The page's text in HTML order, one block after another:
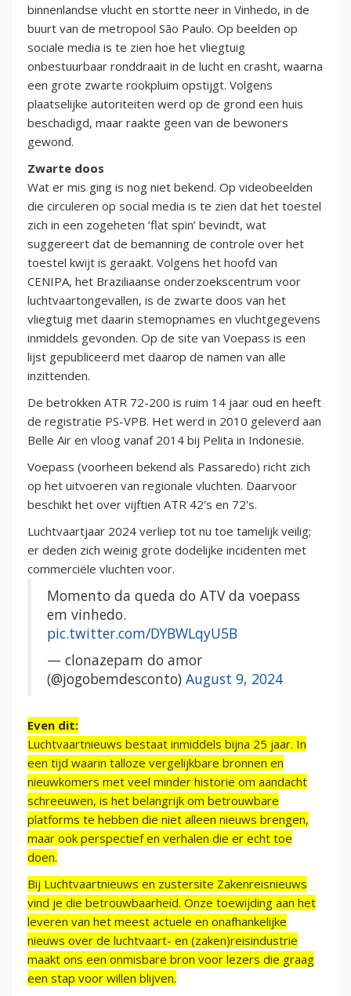
binnenlandse vlucht en stortte neer in Vinhedo, in de
buurt van de metropool São Paulo. Op beelden op
sociale media is te zien hoe het vliegtuig
onbestuurbaar ronddraait in de lucht en crasht, waarna
een grote zwarte rookpluim opstijgt. Volgens
plaatselijke autoriteiten werd op de grond een huis
beschadigd, maar raakte geen van de bewoners
gewond.
Zwarte doos
Wat er mis ging is nog niet bekend. Op videobeelden
die circuleren op social media is te zien dat het toestel
zich in een zogeheten ‘flat spin’ bevindt, wat
suggereert dat de bemanning de controle over het
toestel kwijt is geraakt. Volgens het hoofd van
CENIPA, het Braziliaanse onderzoekscentrum voor
luchtvaartongevallen, is de zwarte doos van het
vliegtuig met daarin stemopnames en vluchtgegevens
inmiddels gevonden. Op de site van Voepass is een
lijst gepubliceerd met daarop de namen van alle
inzittenden.
De betrokken ATR 72-200 is ruim 14 jaar oud en heeft
de registratie PS-VPB. Het werd in 2010 geleverd aan
Belle Air en vloog vanaf 2014 bij Pelita in Indonesië.
Voepass (voorheen bekend als Passaredo) richt zich
op het uitvoeren van regionale vluchten. Daarvoor
beschikt het over vijftien ATR 42's en 72's.
Luchtvaartjaar 2024 verliep tot nu toe tamelijk veilig;
er deden zich weinig grote dodelijke incidenten met
commerciële vluchten voor.
Momento da queda do ATV da voepass
em vinhedo.
pic.twitter.com/DYBWLqyU5B
— clonazepam do amor
(@jogobemdesconto) August 9, 2024
Even dit:
Luchtvaartnieuws bestaat inmiddels bijna 25 jaar. In
een tijd waarin talloze vergelijkbare bronnen en
nieuwkomers met veel minder historie om aandacht
schreeuwen, is het belangrijk om betrouwbare
platforms te hebben die niet alleen nieuws brengen,
maar ook perspectief en verhalen die er echt toe
doen.
Bij Luchtvaartnieuws en zustersite Zakenreisnieuws
vind je die betrouwbaarheid. Onze toewijding aan het
leveren van het meest actuele en onafhankelijke
nieuws over de luchtvaart- en (zaken)reisindustrie
maakt ons een onmisbare bron voor lezers die graag
een stap voor willen blijven.